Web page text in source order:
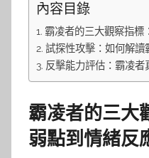
內容目錄
霸凌者的三大觀察指標
試探性攻擊：如何解讀
反擊能力評估：霸凌者
霸凌者的三大
弱點到情緒反